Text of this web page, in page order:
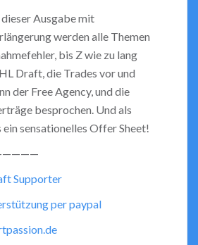
dieser Ausgabe mit
werden alle Themen
bis Z wie zu lang
Draft, die Trades vor und
der Free Agency, und die
besprochen. Und als
sensationelles Offer Sheet!
Supporter
per paypal